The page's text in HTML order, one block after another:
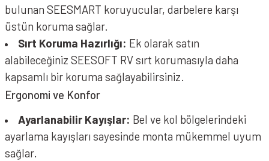
bulunan SEESMART koruyucular, darbelere karşı
üstün koruma sağlar.
Sırt Koruma Hazırlığı: Ek olarak satın
alabileceğiniz SEESOFT RV sırt korumasıyla daha
kapsamlı bir koruma sağlayabilirsiniz.
Ergonomi ve Konfor
Ayarlanabilir Kayışlar: Bel ve kol bölgelerindeki
ayarlama kayışları sayesinde monta mükemmel uyum
sağlar.